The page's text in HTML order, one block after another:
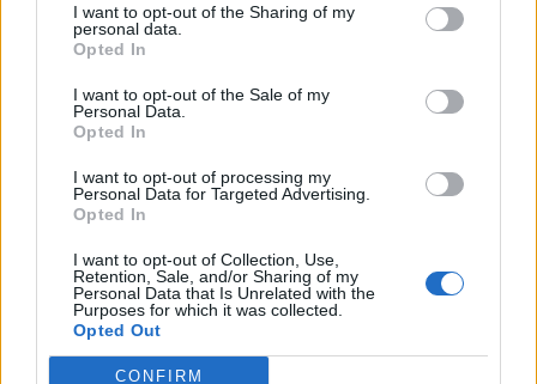
I want to opt-out of the Sharing of my
personal data.
Opted In
I want to opt-out of the Sale of my
Personal Data.
Opted In
I want to opt-out of processing my
Personal Data for Targeted Advertising.
Opted In
I want to opt-out of Collection, Use,
Retention, Sale, and/or Sharing of my
Personal Data that Is Unrelated with the
Purposes for which it was collected.
Opted Out
CONFIRM
Η Εκτελεστική Επιτροπή της ΑΔΕΔΥ καλεί τους
κινητοποιήσεις, υποστηρίζοντας ότι οι
προτεινόμενες αλλαγές δεν αφορούν μόνο τους
δημοσίους υπαλλήλους αλλά συνολικά την
κοινωνία.
Παράλληλα, δηλώνει ότι θα συνεχίσει τις
αγωνιστικές της παρεμβάσεις, διεκδικώντας
μόνιμη και σταθερή εργασία, αυξήσεις στους
μισθούς, καθώς και τη διατήρηση του δημόσιου
χαρακτήρα της Παιδείας και της Υγείας.